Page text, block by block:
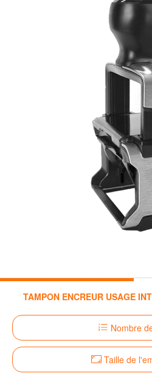
TAMPON ENCREUR USAGE
Nombre
Taille de